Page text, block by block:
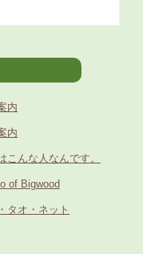
内
内
こんな人なんです。
of Bigwood
タオ・ネット